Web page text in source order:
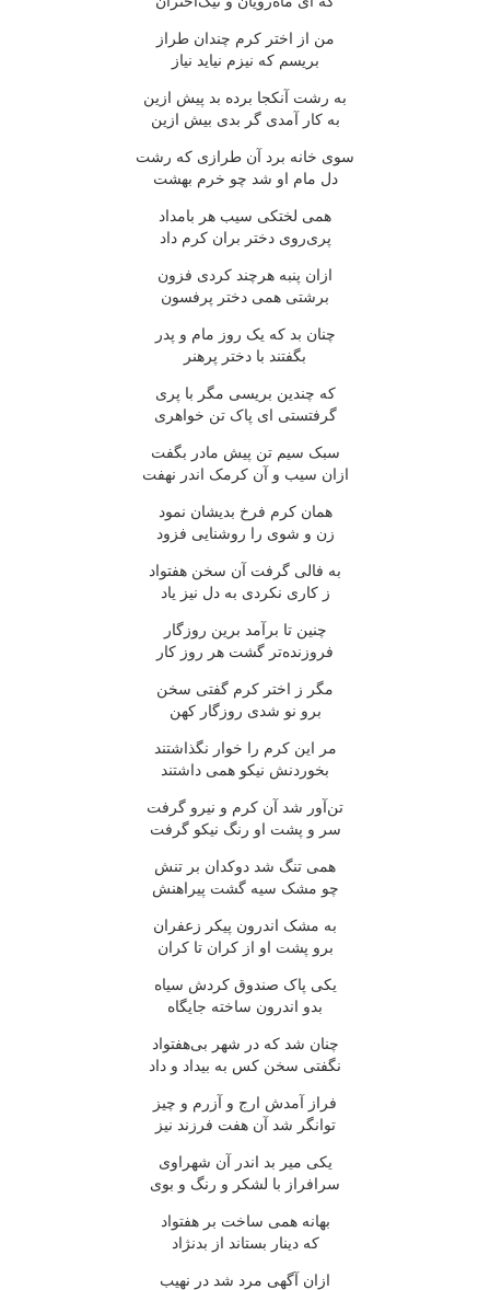
من از اختر کرم چندان طراز
بریسم که نیزم نیاید نیاز
به رشت آنکجا برده بد پیش ازین
به کار آمدی گر بدی بیش ازین
سوی خانه برد آن طرازی که رشت
دل مام او شد چو خرم بهشت
همی لختکی سیب هر بامداد
پری‌روی دختر بران کرم داد
ازان پنبه هرچند کردی فزون
برشتی همی دختر پرفسون
چنان بد که یک روز مام و پدر
بگفتند با دختر پرهنر
که چندین بریسی مگر با پری
گرفتستی ای پاک تن خواهری
سبک سیم تن پیش مادر بگفت
ازان سیب و آن کرمک اندر نهفت
همان کرم فرخ بدیشان نمود
زن و شوی را روشنایی فزود
به فالی گرفت آن سخن هفتواد
ز کاری نکردی به دل نیز یاد
چنین تا برآمد برین روزگار
فروزنده‌تر گشت هر روز کار
مگر ز اختر کرم گفتی سخن
برو نو شدی روزگار کهن
مر این کرم را خوار نگذاشتند
بخوردنش نیکو همی داشتند
تن‌آور شد آن کرم و نیرو گرفت
سر و پشت او رنگ نیکو گرفت
همی تنگ شد دوکدان بر تنش
چو مشک سیه گشت پیراهنش
به مشک اندرون پیکر زعفران
برو پشت او از کران تا کران
یکی پاک صندوق کردش سیاه
بدو اندرون ساخته جایگاه
چنان شد که در شهر بی‌هفتواد
نگفتی سخن کس به بیداد و داد
فراز آمدش ارج و آزرم و چیز
توانگر شد آن هفت فرزند نیز
یکی میر بد اندر آن شهراوی
سرافراز با لشکر و رنگ و بوی
بهانه همی ساخت بر هفتواد
که دینار بستاند از بدنژاد
ازان آگهی مرد شد در نهیب